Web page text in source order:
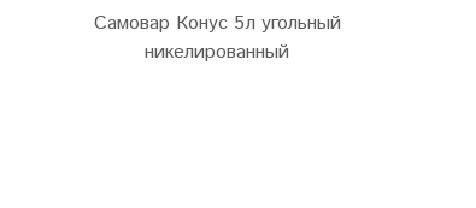
Самовар Конус 5л угольный
никелированный